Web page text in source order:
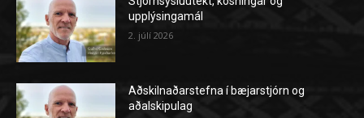
upplýsingamál
2. júlí 2026
Aðskilnaðarstefna í bæjarstjórn og
aðalskipulag